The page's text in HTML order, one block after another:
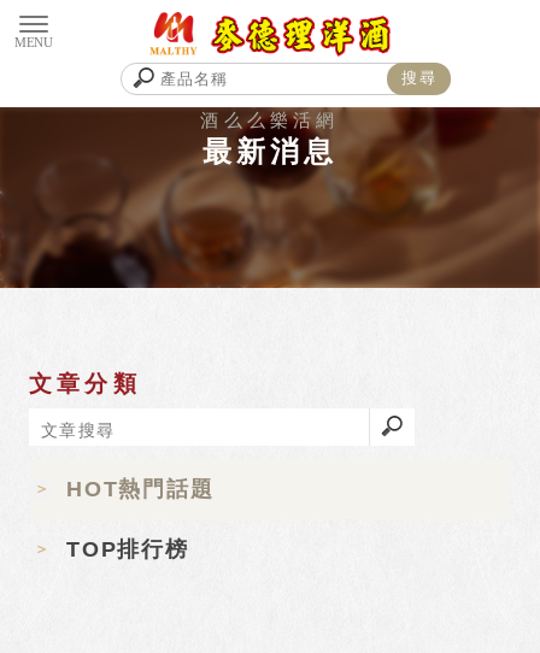
最新消息
文章分類
HOT熱門話題
TOP排行榜